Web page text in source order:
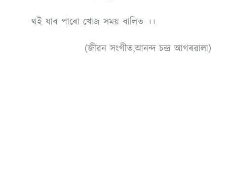
থই যাব পাৰো খোজ সময় বালিত ।।
(জীৱন সংগীত,আনন্দ চন্দ্ৰ আগৰৱালা)